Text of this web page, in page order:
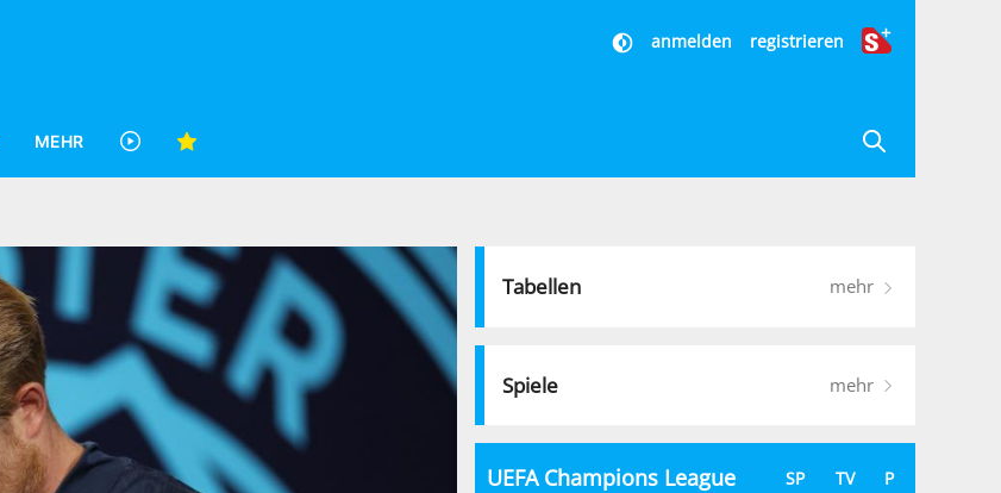
anmelden registrieren
MEHR
Tabellen mehr
Spiele mehr
UEFA Champions League SP TV P